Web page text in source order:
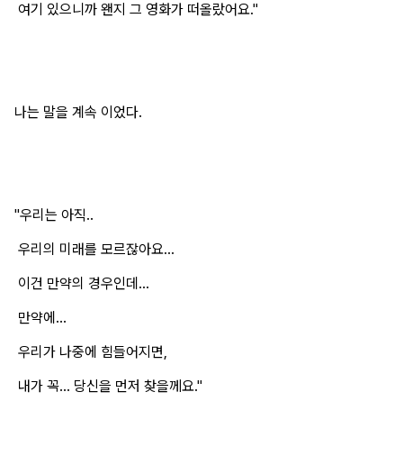
여기 있으니까 왠지 그 영화가 떠올랐어요."
나는 말을 계속 이었다.
"우리는 아직..
우리의 미래를 모르잖아요...
이건 만약의 경우인데...
만약에...
우리가 나중에 힘들어지면,
내가 꼭... 당신을 먼저 찾을께요."